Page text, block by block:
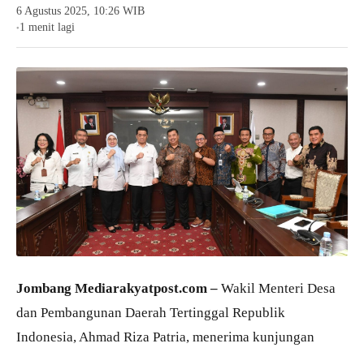
6 Agustus 2025, 10:26 WIB
● 1 menit lagi
Jombang Mediarakyatpost.com – Wakil Menteri Desa
dan Pembangunan Daerah Tertinggal Republik
Indonesia, Ahmad Riza Patria, menerima kunjungan